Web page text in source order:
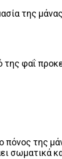
της
της φαΐ
της
σωματικά